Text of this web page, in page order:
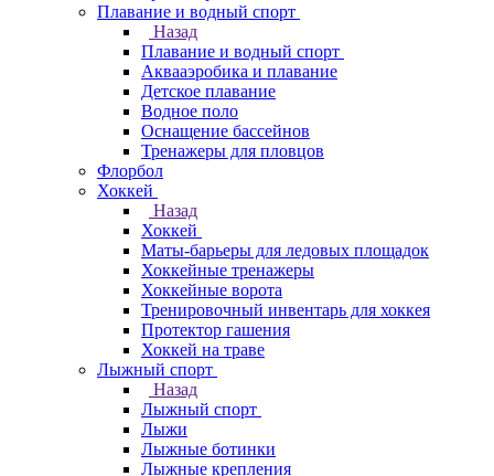
Плавание и водный спорт
Назад
Плавание и водный спорт
Аквааэробика и плавание
Детское плавание
Водное поло
Оснащение бассейнов
Тренажеры для пловцов
Флорбол
Хоккей
Назад
Хоккей
Маты-барьеры для ледовых площадок
Хоккейные тренажеры
Хоккейные ворота
Тренировочный инвентарь для хоккея
Протектор гашения
Хоккей на траве
Лыжный спорт
Назад
Лыжный спорт
Лыжи
Лыжные ботинки
Лыжные крепления